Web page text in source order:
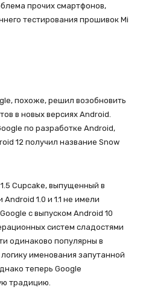
прочих смартфонов,
тестирования прошивок Mi
похоже, решил возобновить
в новых версиях Android.
по разработке Android,
12 получил название Snow
Cupcake, выпущенный в
1.0 и 1.1 не имели
с выпуском Android 10
систем сладостями
одинаково популярны в
именования запутанной
теперь Google
традицию.